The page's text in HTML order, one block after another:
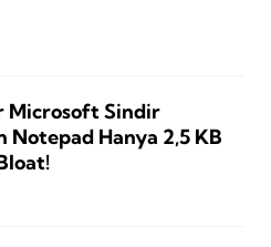
Microsoft Sindir
Notepad Hanya 2,5 KB